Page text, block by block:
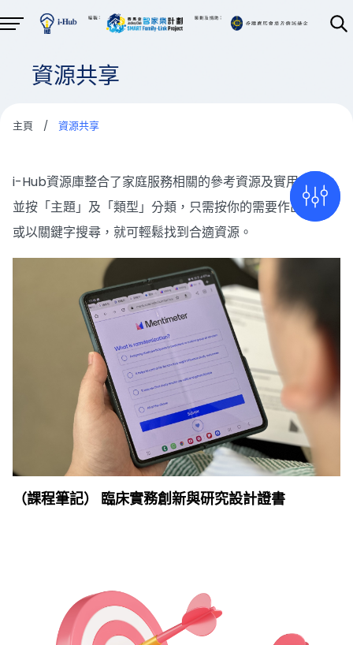
資源共享
主頁 / 資源共享
i-Hub資源庫整合了家庭服務相關的參考資源及實用套材，
並按「主題」及「類型」分類，只需按你的需要作出篩選，
或以關鍵字搜尋，就可輕鬆找到合適資源。
（課程筆記） 臨床實務創新與研究設計證書